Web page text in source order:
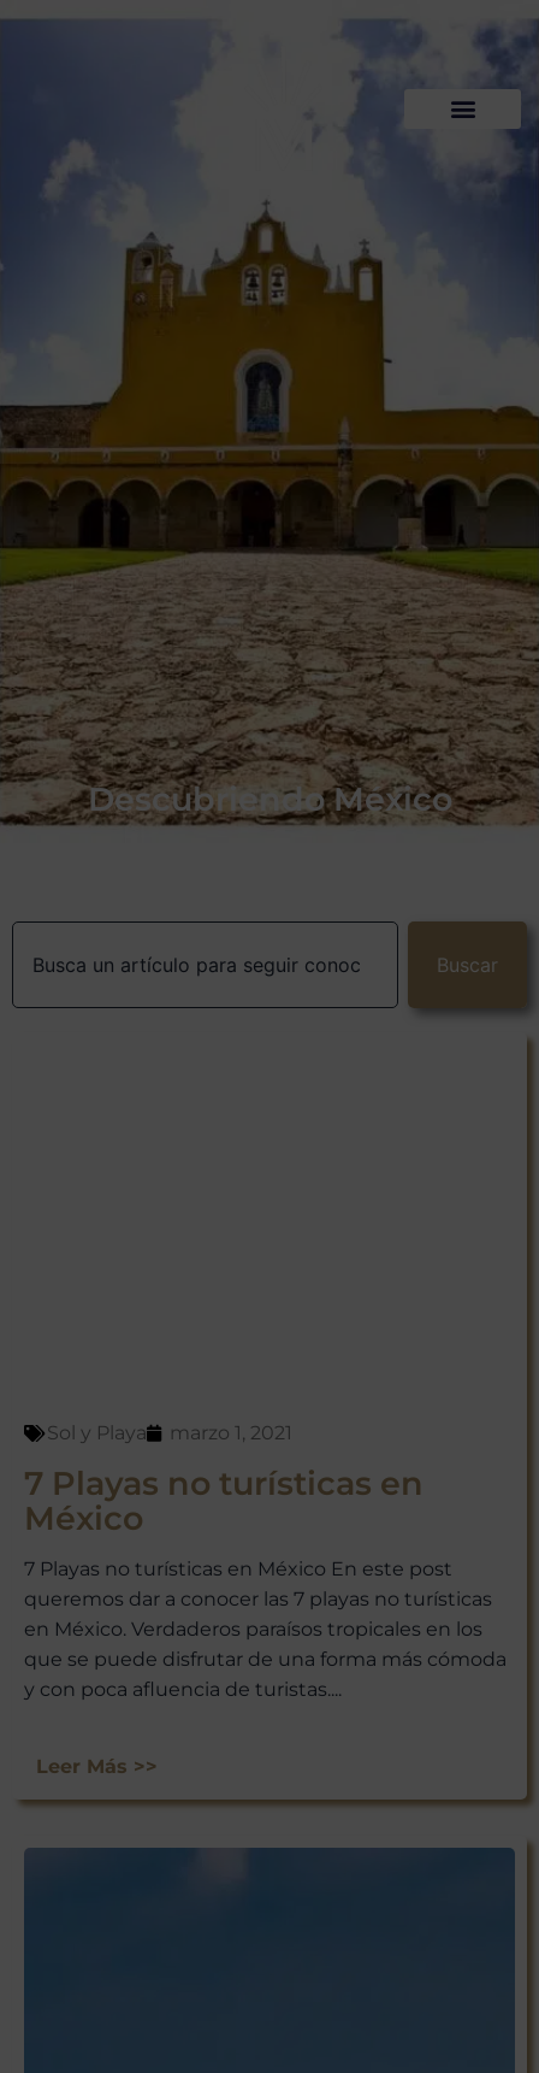
Descubriendo México
Buscar
Sol y Playa marzo 1, 2021
7 Playas no turísticas en
México
7 Playas no turísticas en México En este post
queremos dar a conocer las 7 playas no turísticas
en México. Verdaderos paraísos tropicales en los
que se puede disfrutar de una forma más cómoda
y con poca afluencia de turistas....
Leer Más >>